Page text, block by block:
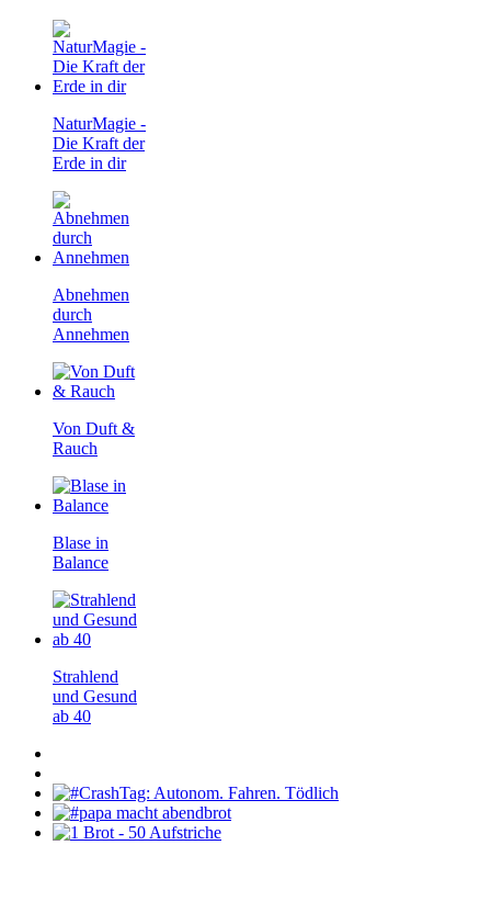
NaturMagie -
Die Kraft der
Erde in dir
Abnehmen
durch
Annehmen
Von Duft &
Rauch
Blase in
Balance
Strahlend
und Gesund
ab 40